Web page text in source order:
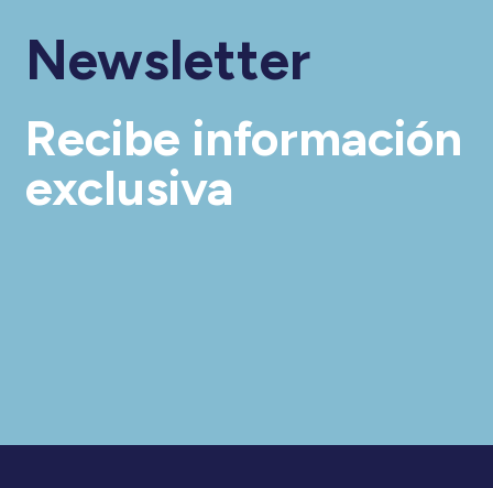
Newsletter
Recibe información
exclusiva